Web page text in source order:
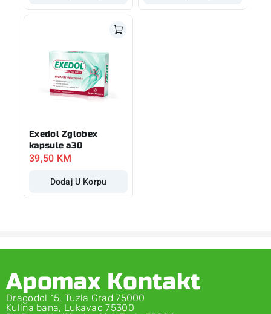
Exedol Zglobex
kapsule a30
39,50 KM
Dodaj U Korpu
Apomax Kontakt
Dragodol 15, Tuzla Grad 75000
Kulina bana, Lukavac 75300